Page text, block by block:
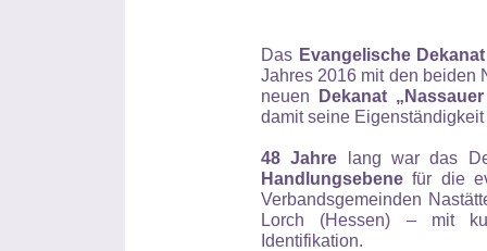
Das Evangelische
Jahres 2016 mit den beiden
neuen Dekanat
damit seine
48 Jahre lang war das
Hand­lungs­ebene für die
Ver­bands­ge­mein­den
Lorch (Hessen) – mit
Identifikation.